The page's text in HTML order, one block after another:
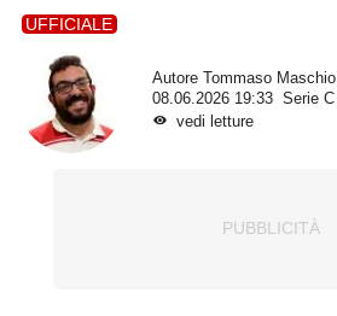
UFFICIALE
Autore
Tommaso Maschio
08.06.2026 19:33
Serie C
vedi letture